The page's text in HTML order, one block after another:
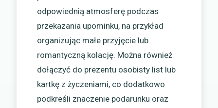
odpowiednią atmosferę podczas
przekazania upominku, na przykład
organizując małe przyjęcie lub
romantyczną kolację. Można również
dołączyć do prezentu osobisty list lub
kartkę z życzeniami, co dodatkowo
podkreśli znaczenie podarunku oraz